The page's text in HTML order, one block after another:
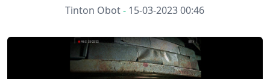
Tinton Obot- 15-03-2023 00:46